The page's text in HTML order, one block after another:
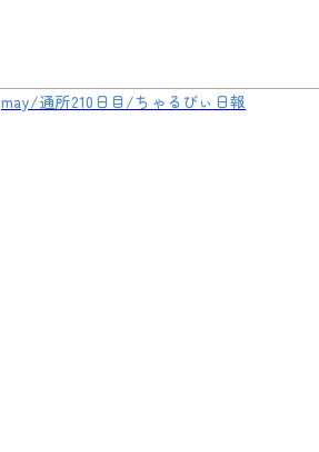
may/通所210日目/ちゃるびぃ日報